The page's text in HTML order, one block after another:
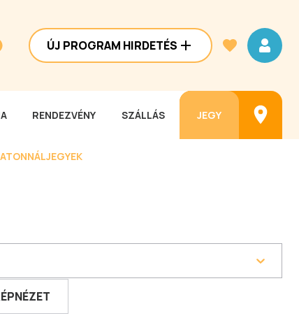
ÚJ PROGRAM HIRDETÉS
RENDEZVÉNY SZÁLLÁS JEGY
JEGYEK